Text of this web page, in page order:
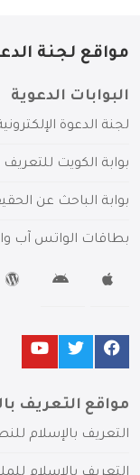
مواقع لجنة
البوابات الدعوية
لجنة الدعوة
بوابة الكويت للتعريف
بوابة الباحث عن
بطاقات الواتس آب
مواقع التعريف
التعريف بالإسلام